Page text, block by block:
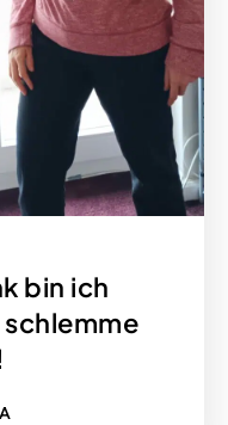
bin ich